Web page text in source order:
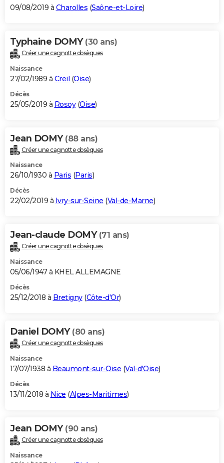
09/08/2019 à Charolles (Saône-et-Loire)
Typhaine DOMY (30 ans)
Créer une cagnotte obsèques
Naissance
27/02/1989 à Creil (Oise)
Décès
25/05/2019 à Rosoy(Oise)
Jean DOMY (88 ans)
Créer une cagnotte obsèques
Naissance
26/10/1930 à Paris (Paris)
Décès
22/02/2019 à Ivry-sur-Seine (Val-de-Marne)
Jean-claude DOMY (71 ans)
Créer une cagnotte obsèques
Naissance
05/06/1947 à KHEL ALLEMAGNE
Décès
25/12/2018 à Bretigny(Côte-d'Or)
Daniel DOMY (80 ans)
Créer une cagnotte obsèques
Naissance
17/07/1938 à Beaumont-sur-Oise (Val-d'Oise)
Décès
13/11/2018 à Nice (Alpes-Maritimes)
Jean DOMY (90 ans)
Créer une cagnotte obsèques
Naissance